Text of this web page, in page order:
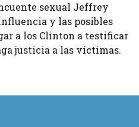
sexual Jeffrey
y las posibles
a los Clinton a testificar
justicia a las víctimas.